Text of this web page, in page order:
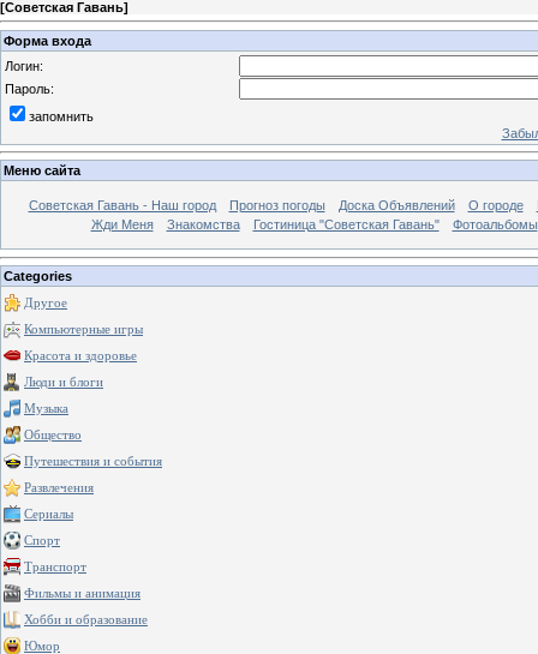
[Советская Гавань]
Форма входа
Логин:
Пароль:
запомнить
Меню сайта
Советская Гавань - Наш город Прогноз погоды Доска Объявлений О городе
Жди Меня
Знакомства Гостиница "Советская Гавань" Фотоальбомы
Categories
Другое
Компьютерные игры
Красота и здоровье
Люди и блоги
Музыка
Общество
Путешествия и события
Развлечения
Сериалы
Спорт
Транспорт
Фильмы и анимация
Хобби и образование
Юмор